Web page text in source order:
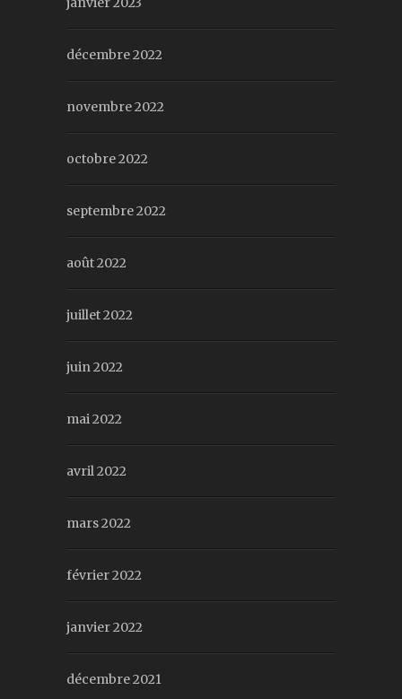
décembre 2022
novembre 2022
octobre 2022
septembre 2022
août 2022
juillet 2022
juin 2022
mai 2022
avril 2022
mars 2022
février 2022
janvier 2022
décembre 2021